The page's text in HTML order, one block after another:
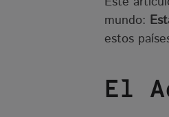
mundo:
estos
El